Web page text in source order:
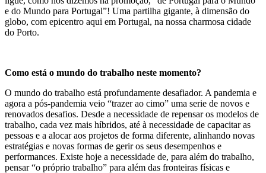
e do Mundo para Portugal”! Uma partilha gigante, à dimensão do
globo, com epicentro aqui em Portugal, na nossa charmosa cidade
do Porto.
Como está o mundo do trabalho neste momento?
O mundo do trabalho está profundamente desafiador. A pandemia e
agora a pós-pandemia veio “trazer ao cimo” uma serie de novos e
renovados desafios. Desde a necessidade de repensar os modelos de
trabalho, cada vez mais híbridos, até à necessidade de capacitar as
pessoas e a alocar aos projetos de forma diferente, alinhando novas
estratégias e novas formas de gerir os seus desempenhos e
performances. Existe hoje a necessidade de, para além do trabalho,
pensar “o próprio trabalho” para além das fronteiras físicas e